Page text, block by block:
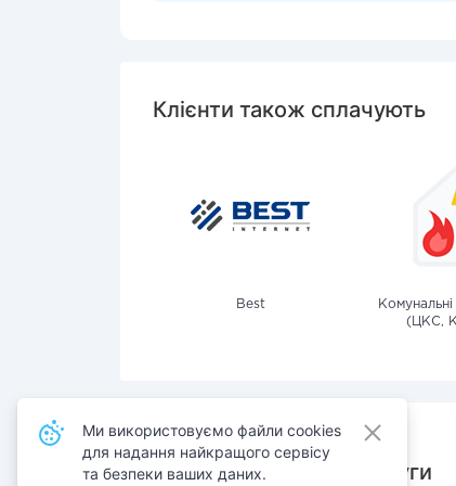
Клієнти також сплачують
Best
(ЦКС,
Також сплачують послуги
Ми використовуємо файли cookies
для надання найкращого сервісу
та безпеки ваших даних.